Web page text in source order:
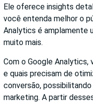
Ele oferece insights
você entenda melhor o
Analytics é amplamente
muito mais.
Com o Google
e quais precisam de
conversão,
marketing. A partir